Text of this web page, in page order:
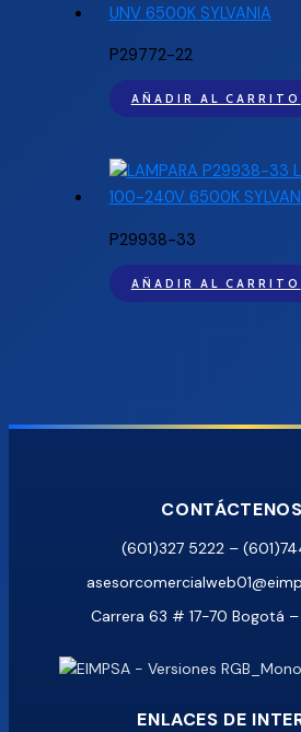
P29772-22
AÑADIR AL CARRITO
P29938-33
AÑADIR AL CARRITO
CONTÁCTENOS
(601)327 5222 –
Carrera 63 # 17-70 Bogotá
ENLACES DE